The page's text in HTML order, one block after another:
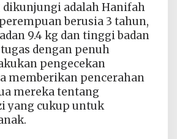
dikunjungi adalah Hanifah
berusia 3 tahun,
9.4 kg dan tinggi badan
dengan penuh
pengecekan
memberikan pencerahan
mereka tentang
yang cukup untuk